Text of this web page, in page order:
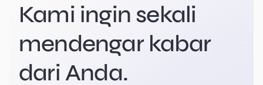
Kami ingin sekali
mendengar kabar
dari Anda.